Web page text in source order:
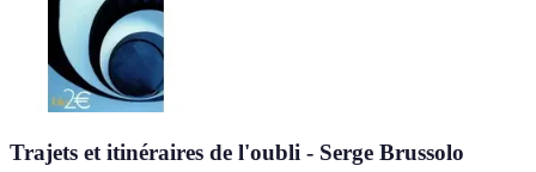
Trajets et itinéraires de l'oubli - Serge Brussolo